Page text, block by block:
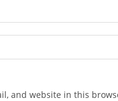
and website in this